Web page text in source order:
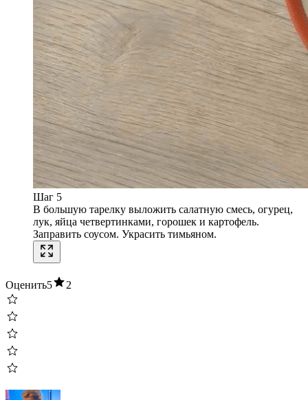
Шаг 5
В большую тарелку выложить салатную смесь, огурец,
лук, яйца четвертинками, горошек и картофель.
Заправить соусом. Украсить тимьяном.
Оценить5 2